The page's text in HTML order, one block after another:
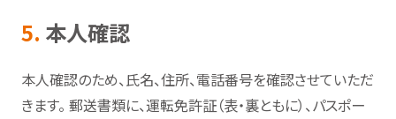
5. 本人確認
本人確認のため、氏名、住所、電話番号を確認させていただ
きます。 郵送書類に、運転免許証（表・裏ともに）、パスポー